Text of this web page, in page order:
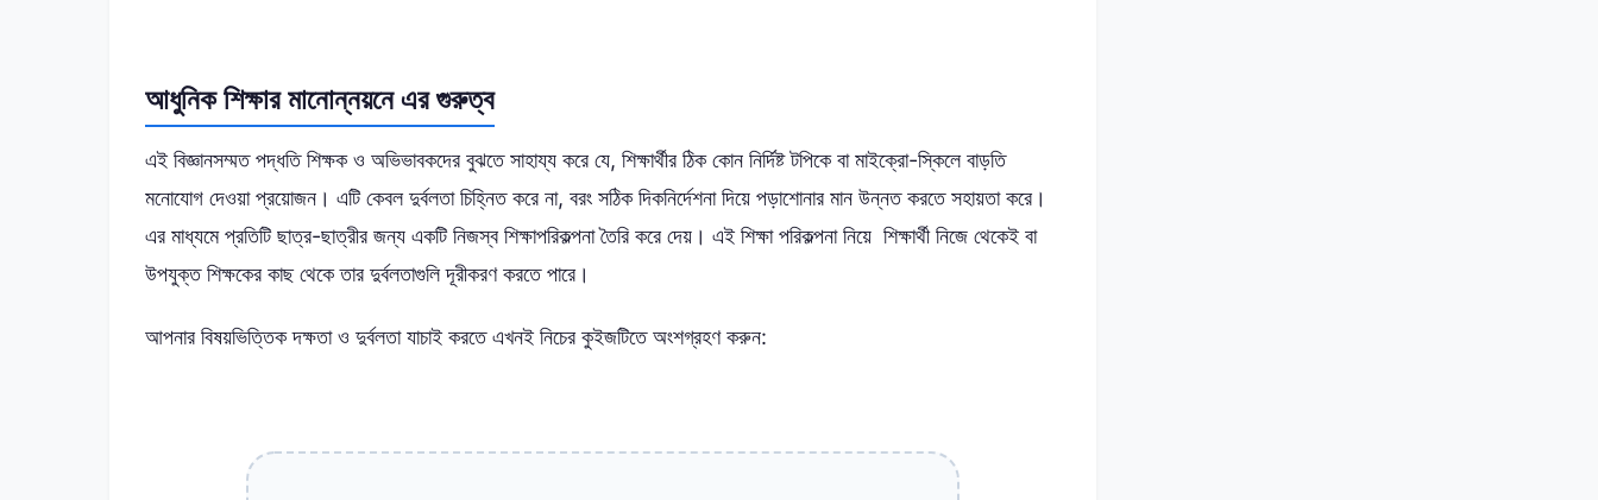
আধুনিক শিক্ষার মানোন্নয়নে এর গুরুত্ব
এই বিজ্ঞানসম্মত পদ্ধতি শিক্ষক ও অভিভাবকদের বুঝতে সাহায্য করে যে, শিক্ষার্থীর ঠিক কোন নির্দিষ্ট টপিকে বা মাইক্রো-স্কিলে বাড়তি
মনোযোগ দেওয়া প্রয়োজন। এটি কেবল দুর্বলতা চিহ্নিত করে না, বরং সঠিক দিকনির্দেশনা দিয়ে পড়াশোনার মান উন্নত করতে সহায়তা করে।
এর মাধ্যমে প্রতিটি ছাত্র-ছাত্রীর জন্য একটি নিজস্ব শিক্ষাপরিকল্পনা তৈরি করে দেয়। এই শিক্ষা পরিকল্পনা নিয়ে শিক্ষার্থী নিজে থেকেই বা
উপযুক্ত শিক্ষকের কাছ থেকে তার দুর্বলতাগুলি দূরীকরণ করতে পারে।
আপনার বিষয়ভিত্তিক দক্ষতা ও দুর্বলতা যাচাই করতে এখনই নিচের কুইজটিতে অংশগ্রহণ করুন: